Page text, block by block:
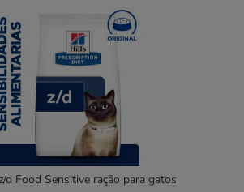
d Food Sensitive ração para gatos